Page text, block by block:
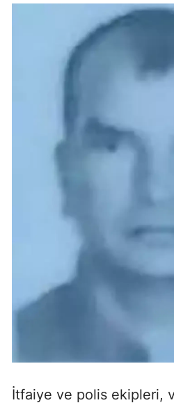
İtfaiye ve polis ekipleri,